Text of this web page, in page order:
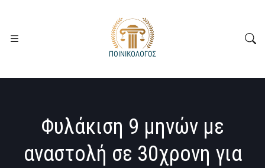
Φυλάκιση 9 μηνών με
αναστολή σε 30χρονη για